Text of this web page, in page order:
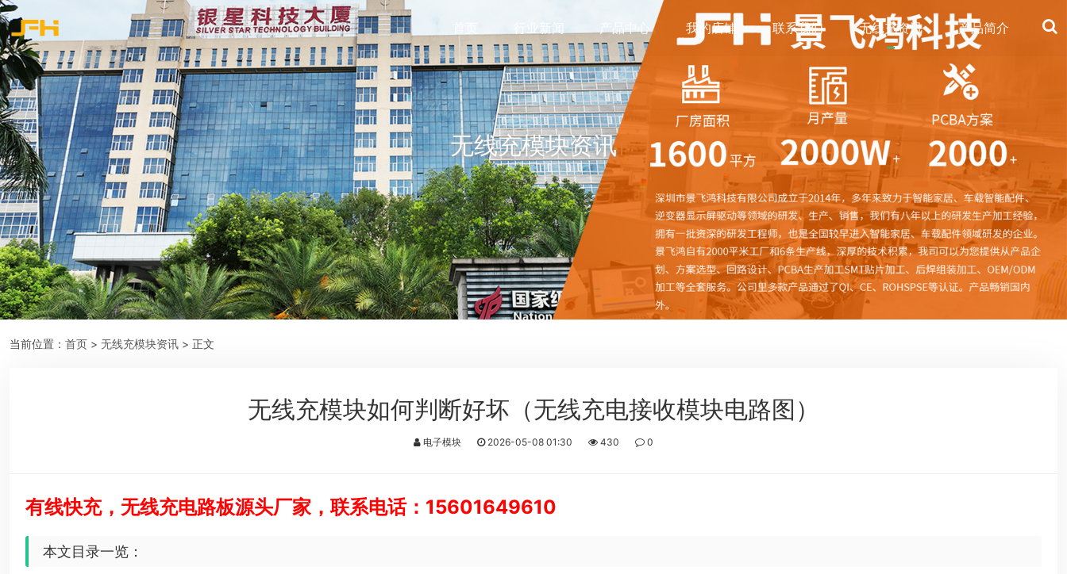
行业新闻 产品中心 我的店铺 联系我们 无线充资讯 产品简介
无线充模块资讯
当前位置： 首页 > 无线充模块资讯 > 正文
无线充模块如何判断好坏（无线充电接收模块电路图）
电子模块 2026-05-08 01:30 430 0
有线快充，无线充电路板源头厂家，联系电话：15601649610
本文目录一览：